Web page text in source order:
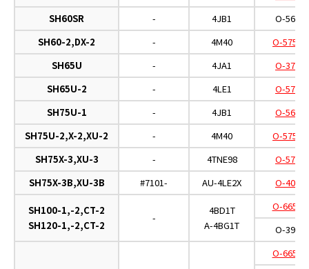
SH60SR
- 4JB1
O-567
SH60-2,DX-2
- 4M40
O-575A
SH65U
- 4JA1
O-379
SH65U-2
- 4LE1
O-574
SH75U-1
- 4JB1
O-567
SH75U-2,X-2,XU-2
- 4M40
O-575A
SH75X-3,XU-3
- 4TNE98
O-574
SH75X-3B,XU-3B
#7101- AU-4LE2X O-404
SH100-1,-2,CT-2
SH120-1,-2,CT-2
-
4BD1T
A-4BG1T
O-665D
O-391
O-665D